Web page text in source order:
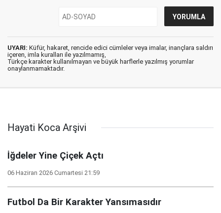
UYARI: Küfür, hakaret, rencide edici cümleler veya imalar, inançlara saldırı
içeren, imla kuralları ile yazılmamış,
Türkçe karakter kullanılmayan ve büyük harflerle yazılmış yorumlar
onaylanmamaktadır.
Hayati Koca Arşivi
İğdeler Yine Çiçek Açtı
06 Haziran 2026 Cumartesi 21:59
Futbol Da Bir Karakter Yansımasıdır